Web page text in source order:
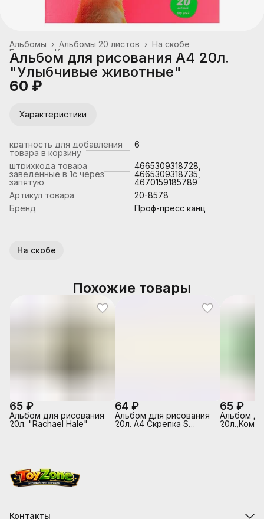
На скобе
Альбомы 20 листов ›
Альбомы ›
Канцтовары, школьные принадлежности
Главная
Альбом для рисования А4 20л.
"Улыбчивые животные"
60 ₽
Характеристики
кратность для добавления
товара в корзину
6
штрихкода товара
заведенные в 1с через
запятую
4665309318728,
4665309318735,
4670159185789
Артикул товара
20-8578
Бренд
Проф-пресс канц
На скобе
Похожие товары
65 ₽
Альбом для рисования
20л. "Rachael Hale"
64 ₽
Альбом для рисования
20л. А4 Скрепка S
65 ₽
Альбом д/
Контакты